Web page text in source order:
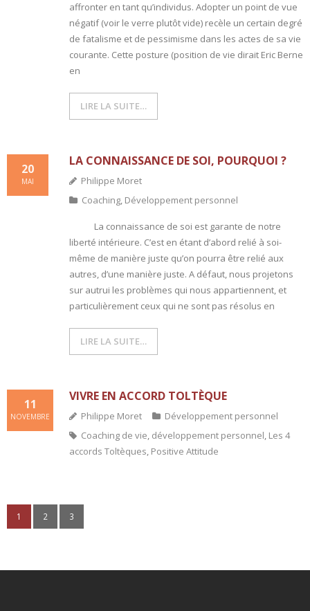
affronter en tant qu’individus. Adopter un point de vue
négatif (voir le verre plutôt vide) recèle un certain degré
de fatalisme et de pessimisme dans les actes de sa vie
courante. Cette posture (position de vie dirait Eric Berne
en
LIRE LA SUITE…
LA CONNAISSANCE DE SOI, POURQUOI ?
20
MAI
Philippe Moret
Coaching, Développement personnel
La connaissance de soi est garante de notre
liberté intérieure. C’est en étant d’abord relié à soi-
même de manière juste qu’on pourra être relié aux
autres, d’une manière juste. A défaut, nous projetons
sur autrui les problèmes qui nous appartiennent, et
particulièrement ceux qui ne sont pas résolus en
LIRE LA SUITE…
VIVRE EN ACCORD TOLTÈQUE
11
NOVEMBRE Philippe Moret
Développement personnel
Coaching de vie, développement personnel, Les 4
accords Toltèques, Positive Attitude
1 2 3